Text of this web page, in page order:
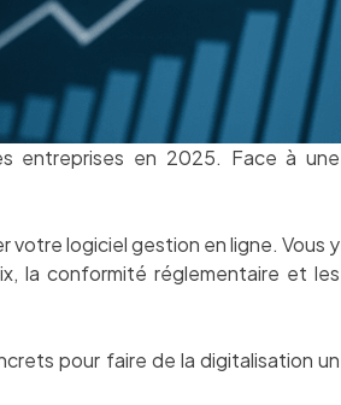
entreprises en 2025. Face à une
votre logiciel gestion en ligne. Vous y
la conformité réglementaire et les
pour faire de la digitalisation un